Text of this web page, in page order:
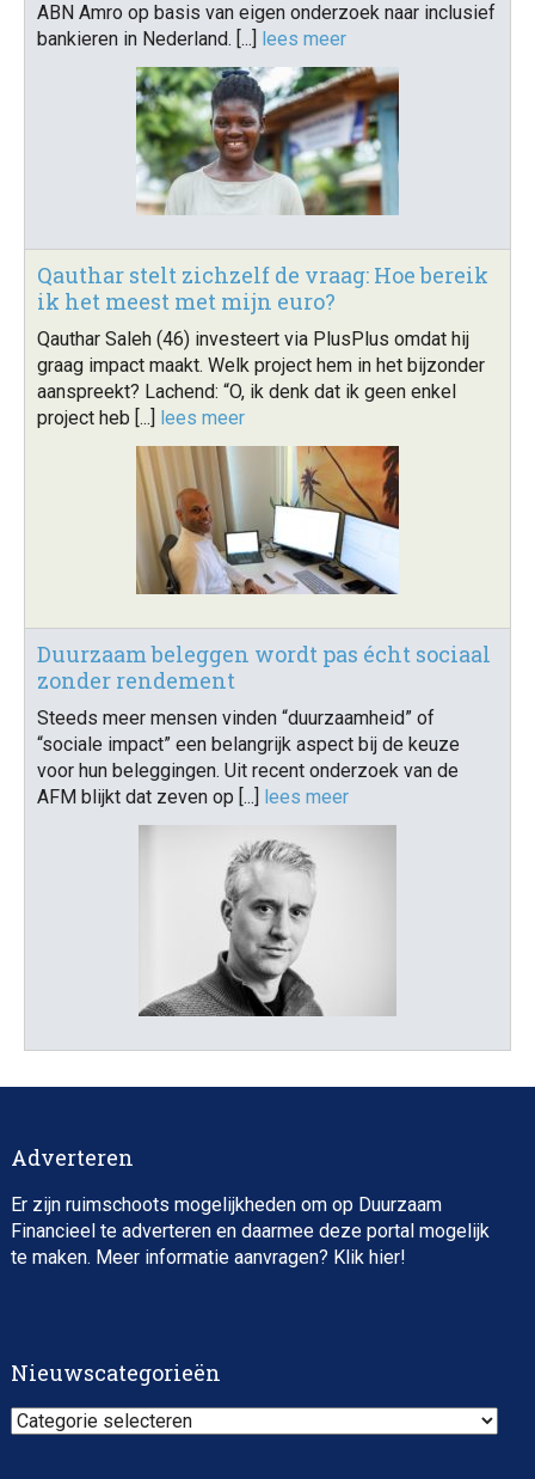
ABN Amro op basis van eigen onderzoek naar inclusief
bankieren in Nederland. [...]
lees meer
Qauthar stelt zichzelf de vraag: Hoe bereik
ik het meest met mijn euro?
Qauthar Saleh (46) investeert via PlusPlus omdat hij
graag impact maakt. Welk project hem in het bijzonder
aanspreekt? Lachend: “O, ik denk dat ik geen enkel
project heb [...]
lees meer
Duurzaam beleggen wordt pas écht sociaal
zonder rendement
Steeds meer mensen vinden “duurzaamheid” of
“sociale impact” een belangrijk aspect bij de keuze
voor hun beleggingen. Uit recent onderzoek van de
AFM blijkt dat zeven op [...]
lees meer
Adverteren
Er zijn ruimschoots mogelijkheden om op Duurzaam
Financieel te adverteren en daarmee deze portal mogelijk
te maken. Meer informatie aanvragen? Klik hier!
Nieuwscategorieën
Nieuwscategorieën